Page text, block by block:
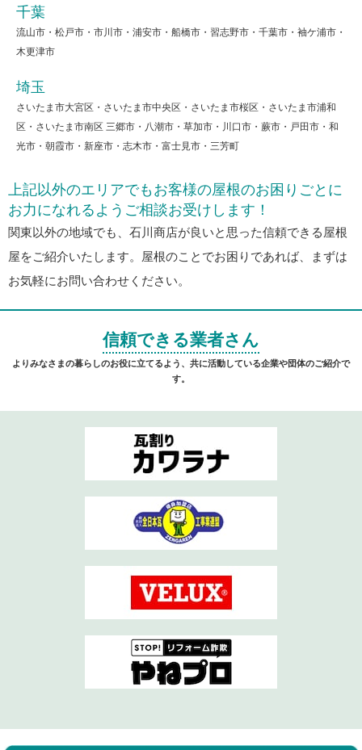
千葉
流山市・松戸市・市川市・浦安市・船橋市・習志野市・千葉市・袖ケ浦市・
木更津市
埼玉
さいたま市大宮区・さいたま市中央区・さいたま市桜区・さいたま市浦和
区・さいたま市南区 三郷市・八潮市・草加市・川口市・蕨市・戸田市・和
光市・朝霞市・新座市・志木市・富士見市・三芳町
上記以外のエリアでもお客様の屋根のお困りごとに
お力になれるようご相談お受けします！
関東以外の地域でも、石川商店が良いと思った信頼できる屋根
屋をご紹介いたします。屋根のことでお困りであれば、まずは
お気軽にお問い合わせください。
信頼できる業者さん
よりみなさまの暮らしのお役に立てるよう、共に活動している企業や団体のご紹介で
す。